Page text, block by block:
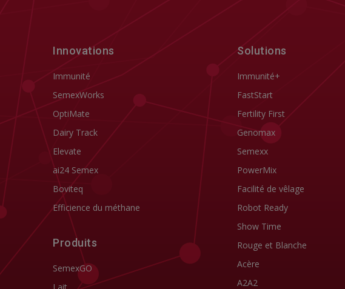
Innovations
Immunité
SemexWorks
OptiMate
Dairy Track
Elevate
ai24 Semex
Boviteq
Efficience du méthane
Produits
SemexGO
Solutions
Immunité+
FastStart
Fertility First
Genomax
Semexx
PowerMix
Facilité de vêlage
Robot Ready
Show Time
Rouge et Blanche
Acère
A2A2